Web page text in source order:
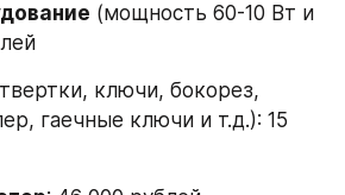
(мощность 60-10 Вт и
ключи, бокорез,
гаечные ключи и т.д.): 15